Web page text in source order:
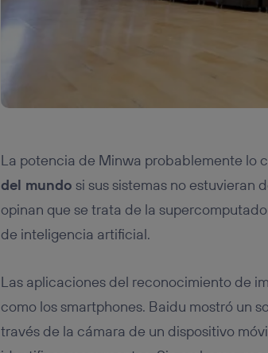
La potencia de Minwa probablemente lo
del mundo si sus sistemas no estuvieran
opinan que se trata de la
de inteligencia artificial.
Las aplicaciones del reconocimiento de
como los smartphones. Baidu mostró un
través de la cámara de un dispositivo